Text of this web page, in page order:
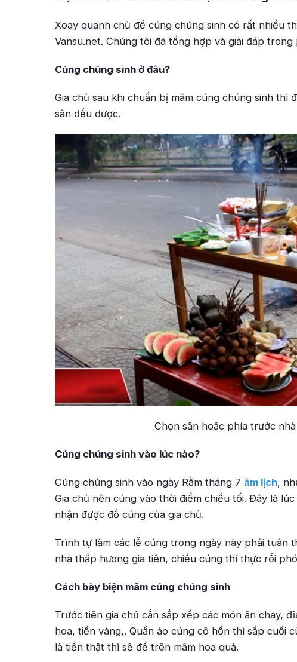
Xoay quanh chủ đề cúng chúng sinh có rất nhiều
Vansu.net. Chúng tôi đã tổng hợp và giải đáp trong
Cúng chúng sinh ở đâu?
Gia chủ sau khi chuẩn bị mâm cúng chúng sinh thì
sân đều được.
Chọn sân hoặc phía trước
Cúng chúng sinh vào lúc nào?
Cúng chúng sinh vào ngày Rằm tháng 7 âm lịch,
Gia chủ nên cúng vào thời điểm chiều tối. Đây là
nhận được đồ cúng của gia chủ.
Trình tự làm các lễ cúng trong ngày này phải tuân
nhà thắp hương gia tiên, chiều cúng thí thực rồi
Cách bày biện mâm cúng chúng sinh
Trước tiên gia chủ cần sắp xếp các món ăn chay,
hoa, tiền vàng,. Quần áo cúng cô hồn thì sắp cuối
là tiền thật thì sẽ để trên mâm hoa quả.